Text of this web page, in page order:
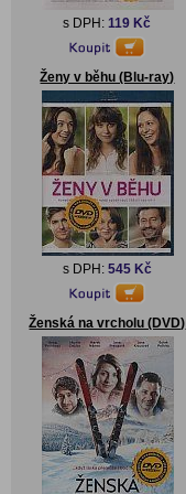
s DPH:119 Kč
Ženy v běhu (Blu-ray)
s DPH: 545 Kč
Ženská na vrcholu (DVD)